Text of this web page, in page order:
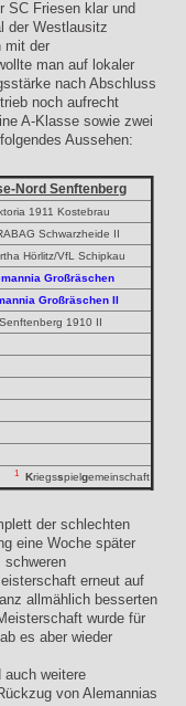
SC Friesen klar und
der Westlausitz
mit der
man auf lokaler
nach Abschluss
noch aufrecht
A-Klasse sowie zwei
Aussehen:
Nord Senftenberg
1911 Kostebrau
Schwarzheide II
Hörlitz/VfL Schipkau
Großräschen
Großräschen II
1910 II
1 Kriegsspielgemeinschaft
der schlechten
eine Woche später
schweren
erneut auf
allmählich besserten
wurde für
es aber wieder
auch weitere
von Alemannias